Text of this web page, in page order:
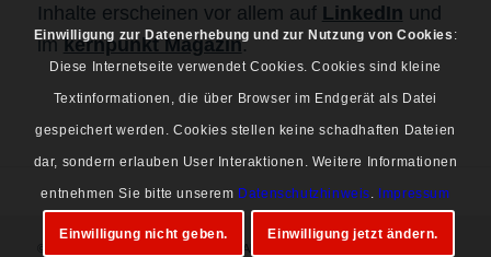
Inhalte erscheinen vor allem auf LinkedIn und
imkernpunkt Magazin.
© Copyright 1997-2026 Mike Schnoor. Alle Rechte vorbehalten.
Einwilligung zur Datenerhebung und zur Nutzung von Cookies :
Diese Internetseite verwendet Cookies. Cookies sind kleine
Textinformationen, die über Browser im Endgerät als Datei
gespeichert werden. Cookies stellen keine schadhaften Dateien
dar, sondern erlauben User Interaktionen. Weitere Informationen
entnehmen Sie bitte unserem Datenschutzhinweis. Impressum
Einwilligung nicht geben. Einwilligung jetzt ändern.